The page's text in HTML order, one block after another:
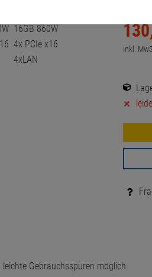
inkl.
Gebrauchsspuren möglich